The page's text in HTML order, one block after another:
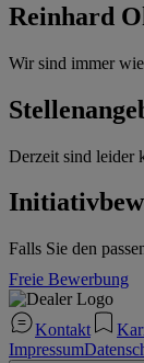
Reinhard
Wir sind immer
Derzeit sind leider
Falls Sie den
Freie Bewerbung
Kontakt
Impressum